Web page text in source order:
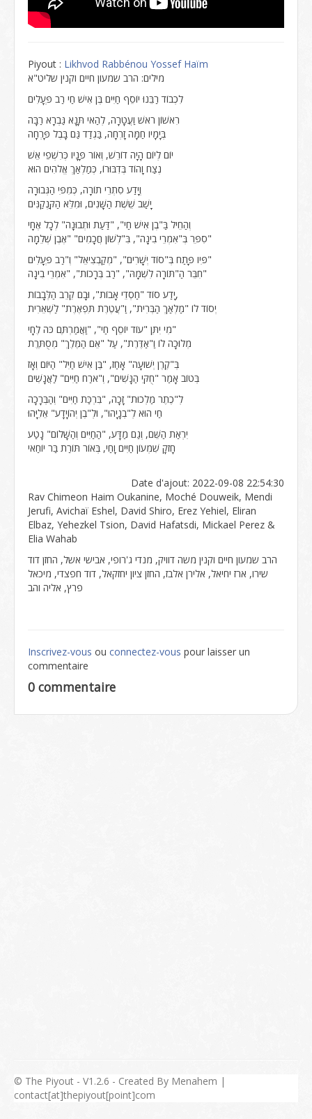
Piyout : Likhvod Rabbénou Yossef Haïm
לִכְבוֹד רַבֵּנוּ יוֹסֵף חַיִּים בֶּן אִישׁ חַי רַב פְּעָלִים
רִאשׁוֹן רֹאשׁ וַעֲטָרָה, לְהַאי תָּנָא גַּבְרָא רַבָּה
בְּיָמָיו חַמָּה זָרְחָה, בַּגְדַד גַּם בָּבֶל פָּרְחָה
יוֹם לְיוֹם הָיָה דוֹרֵשׁ, וְאוֹר פָּנָיו כְּרִשְׁפֵי אֵשׁ
נֶצַח וָהוֹד בְּדִבּוּרוֹ, כְּמַלְאַךְ אֱלֹהִים הוּא
וְיָדַע סִתְרֵי תוֹרָה, כְּמִפִּי הַגְּבוּרָה
יָשַׁב שֵׁשֶׁת הַשָּׁנִים, וּמִלֵּא הַקַּנְקַנִּים
וְהַחֵיל בַּ"בֶן אִישׁ חַי", "דַּעַת וּתְבוּנָה" לְכָל אֶחָי
סִפֵּר בְּ"אִמְרֵי בִינָה", בִּ"לְשׁוֹן חֲכָמִים" "אֶבֶן שְׁלֵמָה"
פִּיו פָּתַח בְּ"סוֹד יְשָׁרִים", "מְקַבְצִיאֵל" וְ"רַב פְּעָלִים"
חִבֵּר הַ"תּוֹרָה לִשְׁמָהּ", "רַב בְּרָכוֹת", "אִמְרֵי בִינָה"
יָדַע סוֹד "חַסְדֵי אָבוֹת", וּבָם קֵרֵב הַלְּבָבוֹת,
יְסוֹד לוֹ "מַלְאַךְ הַבְּרִית", וַ"עֲטֶרֶת תִּפְאֶרֶת" לַשְׁאֵרִית
מִי יִתֵּן "עוֹד יוֹסֵף חַי", "וַאֲמַרְתֶּם כֹּה לֶחָי"
מְלוּכָה לוֹ וַ"אַדֶּרֶת", עַל "אֵם הַמֶּלֶךְ" מְסֻתֶּרֶת
בְּ"קֶרֶן יְשׁוּעָה" אָחַז, "בֶּן אִישׁ חַיִל" הַיּוֹם וְאָז
בְּטוֹב אָמַר "חֻקֵּי הַנָּשִׁים", וְ"ארַֹח חַיִּים" לַאֲנָשִׁים
לְ"כֶתֶר מַלְכוּת" זָכָה, "בִּרְכַּת חַיִּים" וְהַבְּרָכָה
חַי הוּא לְ"בְנָיָהוּ", וּלְ"בֶן יְהוֹיָדָע" אֵלִיָּהוּ
יִרְאַת הַשֵּׁם, וְגַם מַדָּע, "הַחַיִּים וְהַשָּׁלוֹם" נָטַע
חָזקָ שִׁמְעוֹן חַיִּים וָחַי, בְּאוֹר תּוֹרַת בַּר יוֹחַאי
Date d'ajout: 2022-09-08 22:54:30
Rav Chimeon Haim Oukanine, Moché Douweik, Mendi
Jerufi, Avichaï Eshel, David Shiro, Erez Yehiel, Eliran
Elbaz, Yehezkel Tsion, David Hafatsdi, Mickael Perez &
Elia Wahab
הרב שמעון חיים וקנין משה דוויק, מנדי ג'רופי, אבישי אשל, החזן דוד
שירו, ארז יחיאל, אלירן אלבז, החזן ציון יחזקאל, דוד חפצדי, מיכאל
פרץ, אליה והב
Inscrivez-vous ou connectez-vous pour laisser un
commentaire
0 commentaire
© The Piyout - V1.2.6 - Created By Menahem |
contact[at]thepiyout[point]com